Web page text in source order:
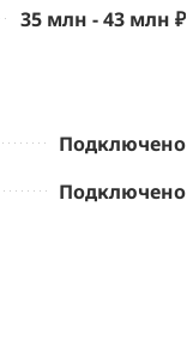
35 млн - 43 млн ₽
Подключено
Подключено